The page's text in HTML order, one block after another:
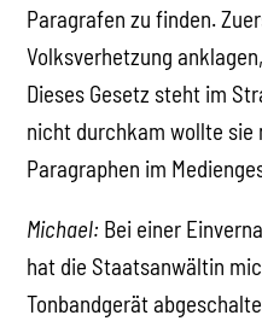
Paragrafen zu finden.
Volksverhetzung
Dieses Gesetz steht im
nicht durchkam wollte sie
Paragraphen im
Michael: Bei einer
hat die Staatsanwältin
Tonbandgerät